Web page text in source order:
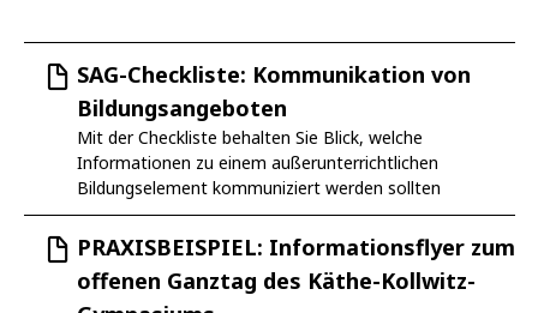
SAG-Checkliste: Kommunikation von
Bildungsangeboten
Mit der Checkliste behalten Sie Blick, welche
Informationen zu einem außerunterrichtlichen
Bildungselement kommuniziert werden sollten
PRAXISBEISPIEL: Informationsflyer zum
offenen Ganztag des Käthe-Kollwitz-